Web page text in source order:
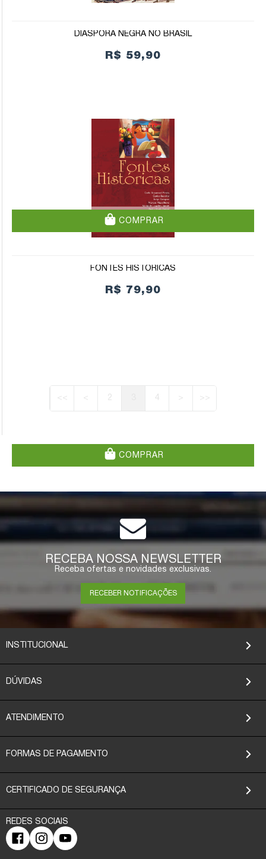
DIÁSPORA NEGRA NO BRASIL
R$ 59,90
COMPRAR
FONTES HISTÓRICAS
R$ 79,90
COMPRAR
<< < 2 4 > >>
RECEBA NOSSA NEWSLETTER
Receba ofertas e novidades exclusivas.
RECEBER NOTIFICAÇÕES
INSTITUCIONAL
DÚVIDAS
ATENDIMENTO
FORMAS DE PAGAMENTO
CERTIFICADO DE SEGURANÇA